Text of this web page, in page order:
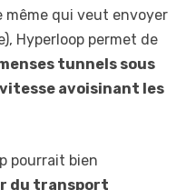
même qui veut envoyer
Hyperloop permet de
tunnels sous
avoisinant les
pourrait bien
du transport